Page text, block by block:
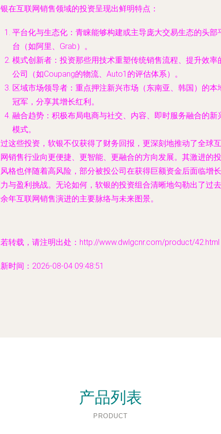
在互联网销售领域的投资呈现出鲜明特点：
平台化与生态化 ：青睐能够构建或主导庞大交易生态的头部
台（如阿里、Grab）。
模式创新者 ：投资那些用技术重塑传统销售流程、提升效率
公司（如Coupang的物流、Auto1的评估体系）。
区域市场领导者 ：重点押注新兴市场（东南亚、韩国）的本
冠军，分享其增长红利。
融合趋势 ：积极布局电商与社交、内容、即时服务融合的新
模式。
这些投资，软银不仅获得了财务回报，更深刻地推动了全球互
销售行业向更便捷、更智能、更融合的方向发展。其激进的投
格也伴随着高风险，部分被投公司在获得巨额资金后面临增长
与盈利挑战。无论如何，软银的投资组合清晰地勾勒出了过去
年互联网销售演进的主要脉络与未来图景。
转载，请注明出处：http://www.dwlgcnr.com/product/42.html
时间：2026-08-04 09:48:51
产品列表
PRODUCT